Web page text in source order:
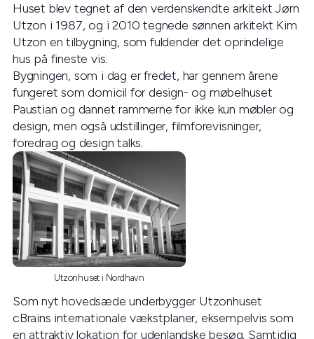
Huset blev tegnet af den verdenskendte arkitekt Jørn
Utzon i 1987, og i 2010 tegnede sønnen arkitekt Kim
Utzon en tilbygning, som fuldender det oprindelige
hus på fineste vis.
Bygningen, som i dag er fredet, har gennem årene
fungeret som domicil for design- og møbelhuset
Paustian og dannet rammerne for ikke kun møbler og
design, men også udstillinger, filmforevisninger,
foredrag og design talks.
Utzonhuset i Nordhavn
Som nyt hovedsæde underbygger Utzonhuset
cBrains internationale vækstplaner, eksempelvis som
en attraktiv lokation for udenlandske besøg. Samtidig